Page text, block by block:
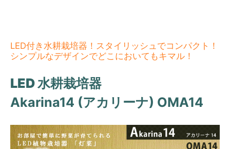
LED付き水耕栽培器！スタイリッシュでコンパクト！
シンプルなデザインでどこにおいてもキマル！
LED 水耕栽培器
Akarina14 (アカリーナ) OMA14